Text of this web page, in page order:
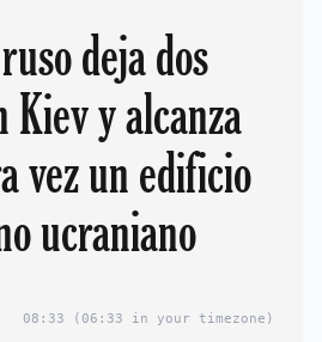
deja dos
Kiev y alcanza
vez un edificio
ucraniano
08:33 (06:33 in your timezone)